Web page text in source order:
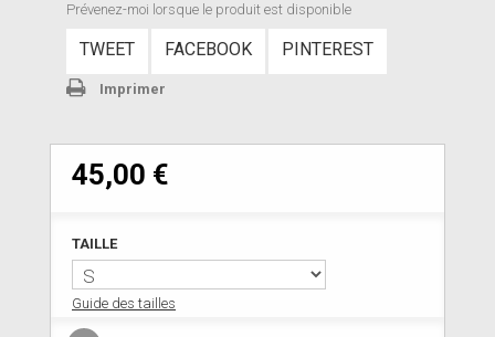
Prévenez-moi lorsque le produit est disponible
TWEET FACEBOOK PINTEREST
Imprimer
45,00 €
TAILLE
Guide des tailles